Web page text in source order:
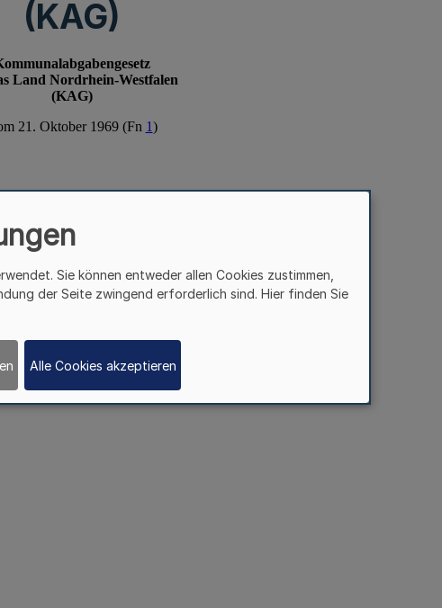
(KAG)
Sie können entweder allen Cookies zustimmen,
der Seite zwingend erforderlich sind. Hier finden Sie
Alle Cookies akzeptieren